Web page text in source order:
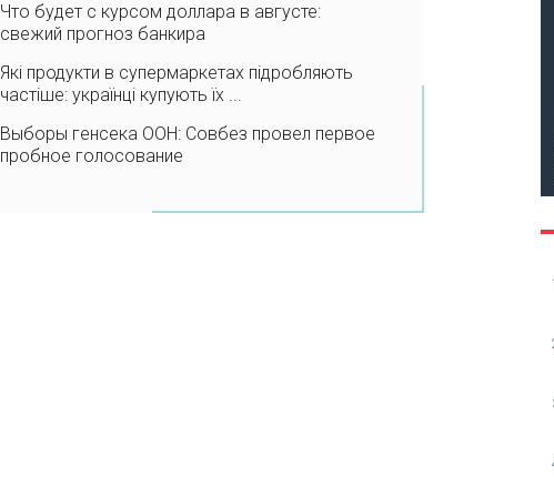
Что будет с курсом доллара в августе:
свежий прогноз банкира
Які продукти в супермаркетах підробляють
частіше: українці купують їх ...
Выборы генсека ООН: Совбез провел первое
пробное голосование